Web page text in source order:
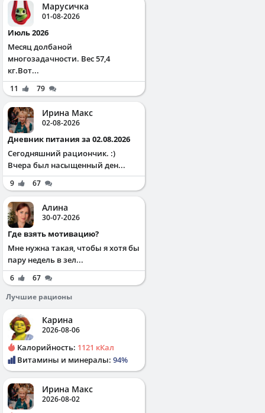
Марусичка
01-08-2026
Июль 2026
Месяц долбаной
многозадачности. Вес 57,4
кг.Вот...
11 79
Ирина Макс
02-08-2026
Дневник питания за 02.08.2026
Сегодняшний рациончик. :)
Вчера был насыщенный ден...
9 67
Алина
30-07-2026
Где взять мотивацию?
Мне нужна такая, чтобы я хотя бы
пару недель в зел...
6
67
Лучшие рационы
Карина
2026-08-06
Калорийность: 1121 кКал
Витамины и минералы: 94%
Ирина Макс
2026-08-02